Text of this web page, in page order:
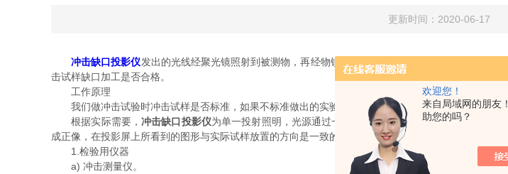
欢迎您！
来自局域网的朋友
助您的吗？
更新时间：2020-06-17
冲击缺口投影仪发出的光线经聚光镜照射到被测物，再经物镜将被照射物体放大的轮廓投射在投
击试样缺口加工是否合格。
工作原理
我们做冲击试验时冲击试样是否标准，如果不标准做出的实验数据不准确会影响产品的质量，表面
根据实际需要，冲击缺口投影仪为单一投射照明，光源通过一系列光学元件投射在工作台上，再
成正像，在投影屏上所看到的图形与实际试样放置的方向是一致的。
1.检验用仪器
a) 冲击测量仪。